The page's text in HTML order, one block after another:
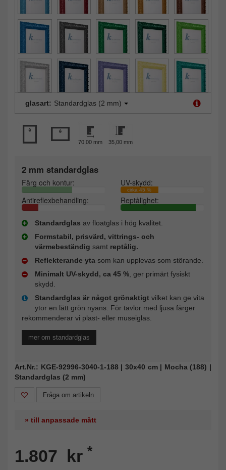
glasart: Standardglas (2 mm)
70,00 mm 35,00 mm
2 mm standardglas
Färg och kontur: UV-skydd:
cirka 45 %
Antireflexbehandling: Reptålighet:
Standardglas av floatglas i hög kvalitet.
Formstabil, prisvärd, vittrings- och
värmebeständig samt reptålig.
Reflekterande yta som kan upplevas som störande.
Minimalt UV-skydd, ca 45 % , ger primärt fysiskt
skydd.
Standardglas är något grönaktigt vilket kan ge vita
ytor en lätt grön nyans. För tavlor med ljusa färger
rekommenderar vi plast- eller museiglas.
mer om standardglas
Art.Nr.: KGE-92996-3040-1-188 | 30x40 cm | Mocha (188) |
Standardglas (2 mm)
Fråga om artikeln
» till anpassade mått
1.807 kr *